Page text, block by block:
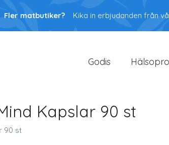
Fler matbutiker? Kika in erbjudanden från
Godis
Kapslar 90 st
90 st